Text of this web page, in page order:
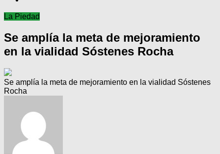
La Piedad
Se amplía la meta de mejoramiento
en la vialidad Sóstenes Rocha
Se amplía la meta de mejoramiento en la vialidad Sóstenes
Rocha